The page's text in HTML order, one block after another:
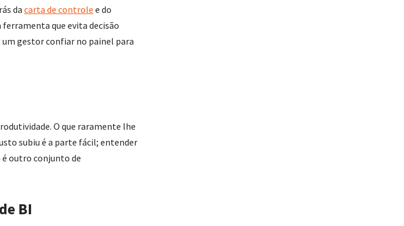
da carta de controle e do
que evita decisão
gestor confiar no painel para
O que raramente lhe
subiu é a parte fácil; entender
outro conjunto de
BI